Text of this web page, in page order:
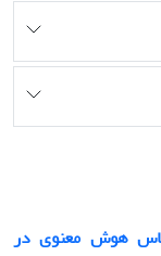
هوش معنوی در